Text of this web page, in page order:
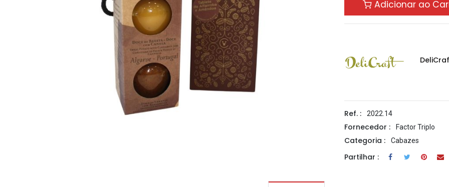
Adicionar ao
Ref. : 2022.14
Fornecedor : Factor Triplo
Categoria : Cabazes
Partilhar :